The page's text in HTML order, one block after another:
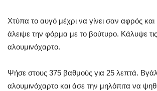
Χτύπα το αυγό μέχρι να γίνει σαν αφρός
άλειψε την φόρμα με το βούτυρο. Κάλυψε
αλουμινόχαρτο.
Ψήσε στους 375 βαθμούς για 25 λεπτά.
αλουμινόχαρτο και άσε την μηλόπιτα να